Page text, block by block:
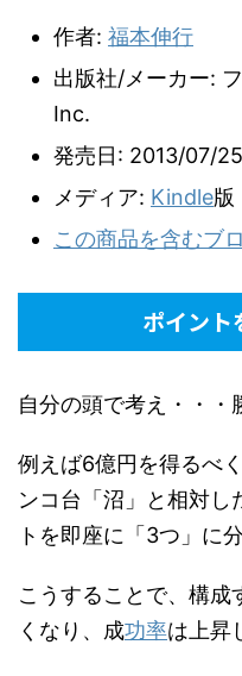
作者: 福本伸行
出版社/メーカー:
Inc.
発売日: 2013/07/25
メディア: Kindle版
この商品を含むブ
ポイント
自分の頭で考え・・・
例えば6億円を得るべ
ンコ台「沼」と相対し
トを即座に「3つ」に
こうすることで、構成
くなり、成功率は上昇